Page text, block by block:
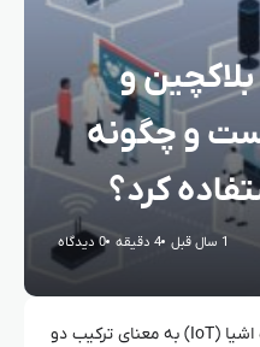
و
و چگونه
کرد؟
1 سال قبل 4 دقیقه 0 دیدگاه
همگرایی فناوری بلاکچین و اینترنت اشیا (IoT) به معنای ترکیب دو